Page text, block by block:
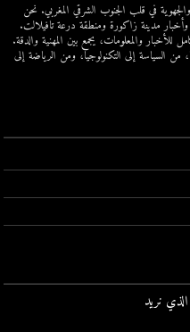
والجهوية في قلب الجنوب الشرقي المغربي. نحن
مدينة زاكورة ومنطقة درعة تافيلالت.
والمعلومات، يجمع بين المهنية والدقة.
من السياسة إلى التكنولوجيا، ومن الرياضة إلى
نريد